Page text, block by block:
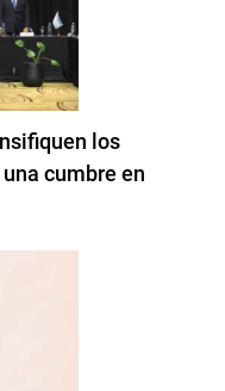
los
cumbre en